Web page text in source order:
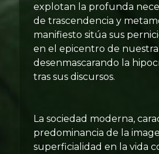
explotan la profunda
de trascendencia y
manifiesto sitúa sus
en el epicentro de
desenmascarando la
tras sus discursos.
La sociedad moderna,
predominancia de la
superficialidad en la vida